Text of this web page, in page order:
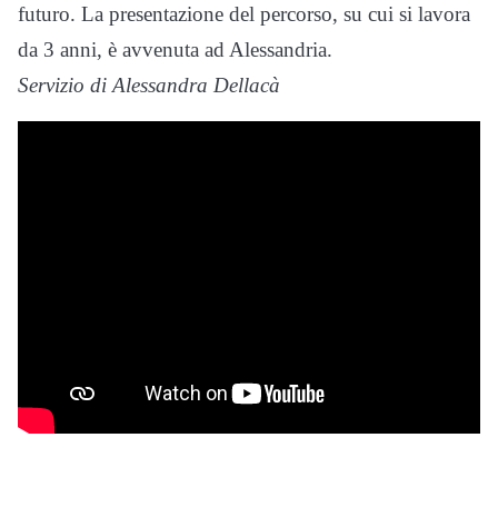
futuro. La presentazione del percorso, su cui si lavora
da 3 anni, è avvenuta ad Alessandria.
Servizio di Alessandra Dellacà